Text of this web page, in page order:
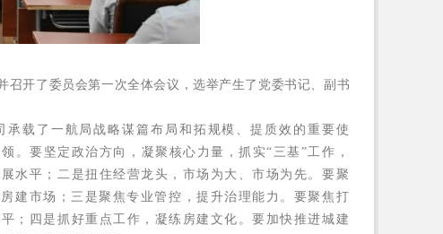
开了委员会第一次全体会议，选举产生了党委书记、副书
载了一航局战略谋篇布局和拓规模、提质效的重要使
。要坚定政治方向，凝聚核心力量，抓实“三基”工作，
水平； 二是扭住经营龙头，市场为大、市场为先。 要聚
建市场； 三是聚焦专业管控，提升治理能力。 要聚焦打
；
四是抓好重点工作，凝练房建文化。要加快推进城建